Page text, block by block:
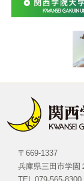
〒669-1337
兵庫県三田市学